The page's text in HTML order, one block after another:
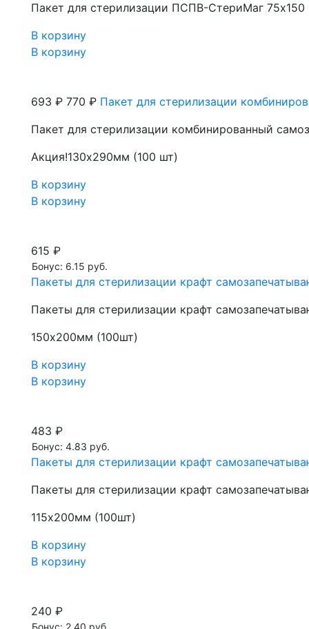
Пакет для стерилизации ПСПВ-СтериМаг
В корзину
В корзину
693 ₽ 770 ₽ Пакет для стерилизации
Пакет для стерилизации комбинированный
Акция!130х290мм (100 шт)
В корзину
В корзину
615 ₽
Бонус: 6.15 руб.
Пакеты для стерилизации крафт
Пакеты для стерилизации крафт
150х200мм (100шт)
В корзину
В корзину
483 ₽
Бонус: 4.83 руб.
Пакеты для стерилизации крафт
Пакеты для стерилизации крафт
115х200мм (100шт)
В корзину
В корзину
240 ₽